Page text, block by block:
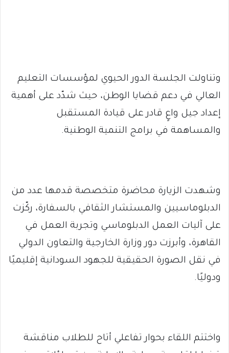
وتناولت الجلسة الدور الحيوي لمؤسسات التعليم
العالي في دعم قضايا الوطن، حيث شدّد على أهمية
إعداد جيل واعٍ قادر على قيادة المستقبل
والمساهمة في برامج التنمية الوطنية.
وشهدت الزيارة محاضرة متخصصة قدمها عدد من
الدبلوماسيين والمستشار الثقافي بالسفارة، ركّزت
على آليات العمل الدبلوماسي وتجربة العمل في
القاهرة، وأبرزت دور وزارة الخارجية والتعاون الدولي
في نقل الصورة الحقيقية للجهود السودانية إقليميًا
ودوليًا.
واختتم اللقاء بحوار تفاعلي أتاح للطلاب مناقشة